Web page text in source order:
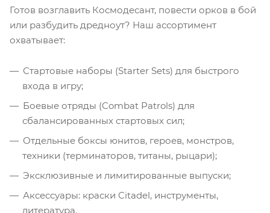
Готов возглавить Космодесант, повести орков в бой
или разбудить дредноут? Наш ассортимент
охватывает:
Стартовые наборы (Starter Sets) для быстрого
входа в игру;
Боевые отряды (Combat Patrols) для
сбалансированных стартовых сил;
Отдельные боксы юнитов, героев, монстров,
техники (терминаторов, титаны, рыцари);
Эксклюзивные и лимитированные выпуски;
Аксессуары: краски Citadel, инструменты,
литература.